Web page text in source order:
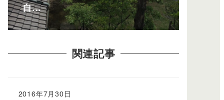
自…
関連記事
2016年7月30日